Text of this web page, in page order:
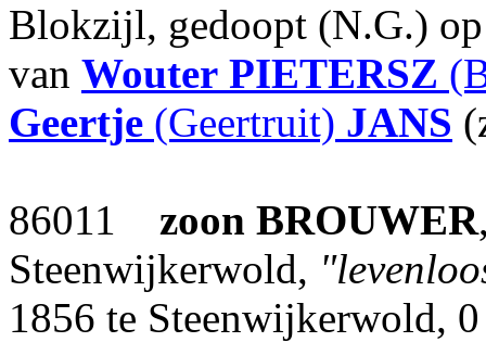
Blokzijl, gedoopt (N.G.)
van Wouter PIETERSZ
Geertje (Geertruit) JANS
86011 zoon BROUWER
Steenwijkerwold,
1856 te Steenwijkerwold,